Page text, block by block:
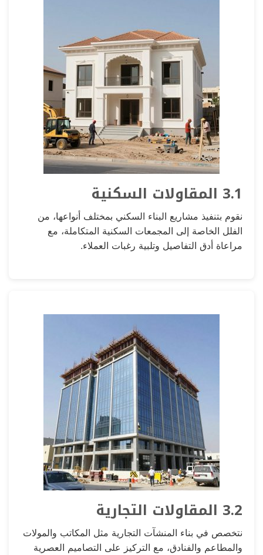
3.1 المقاولات السكنية
نقوم بتنفيذ مشاريع البناء السكني بمختلف أنواعها، من
الفلل الخاصة إلى المجمعات السكنية المتكاملة، مع
مراعاة أدق التفاصيل وتلبية رغبات العملاء.
3.2 المقاولات التجارية
نتخصص في بناء المنشآت التجارية مثل المكاتب والمولات
والمطاعم والفنادق، مع التركيز على التصاميم العصرية